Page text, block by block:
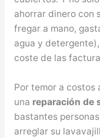
ahorrar dinero con
fregar a mano,
agua y
coste de las
Por temor a costos
una reparación de
bastantes
arreglar su